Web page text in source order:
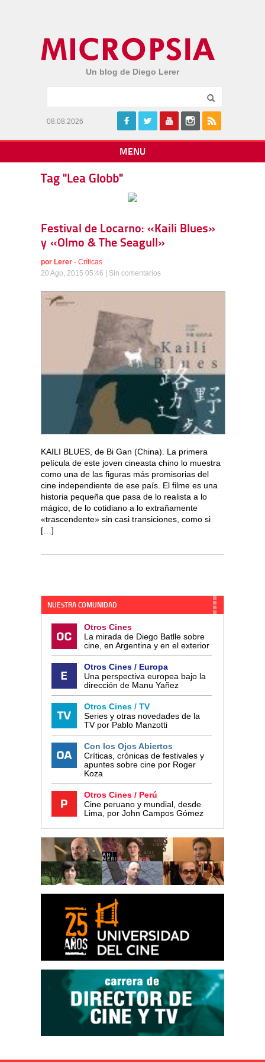
Un blog de Diego Lerer
08.08.2026
MENU
Tag "Lea Globb"
Festival de Locarno: «Kaili Blues»
y «Olmo & The Seagull»
por Lerer - Críticas
20 Ago, 2015 05:46 | Sin comentarios
KAILI BLUES, de Bi Gan (China). La primera
película de este joven cineasta chino lo muestra
como una de las figuras más promisorias del
cine independiente de ese país. El filme es una
historia pequeña que pasa de lo realista a lo
mágico, de lo cotidiano a lo extrañamente
«trascendente» sin casi transiciones, como si
[…]
NUESTRA COMUNIDAD
Otros Cines
La mirada de Diego Batlle sobre
cine, en Argentina y en el exterior
Otros Cines / Europa
Una perspectiva europea bajo la
dirección de Manu Yañez
Otros Cines / TV
Series y otras novedades de la
TV por Pablo Manzotti
Con los Ojos Abiertos
Críticas, crónicas de festivales y
apuntes sobre cine por Roger
Koza
Otros Cines / Perú
Cine peruano y mundial, desde
Lima, por John Campos Gómez